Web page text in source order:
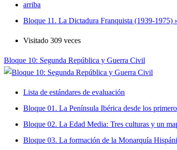
arriba
Bloque 11. La Dictadura Franquista (1939-1975) ›
Visitado 309 veces
Bloque 10: Segunda República y Guerra Civil
Lista de estándares de evaluación
Bloque 01. La Península Ibérica desde los
Bloque 02. La Edad Media: Tres culturas y un
Bloque 03. La formación de la Monarquía